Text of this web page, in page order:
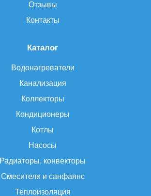
Каталог
Водонагреватели
Канализация
Коллекторы
Кондиционеры
Котлы
Насосы
Радиаторы, конвекторы
Смесители и санфаянс
Теплоизоляция
Отзывы
Контакты